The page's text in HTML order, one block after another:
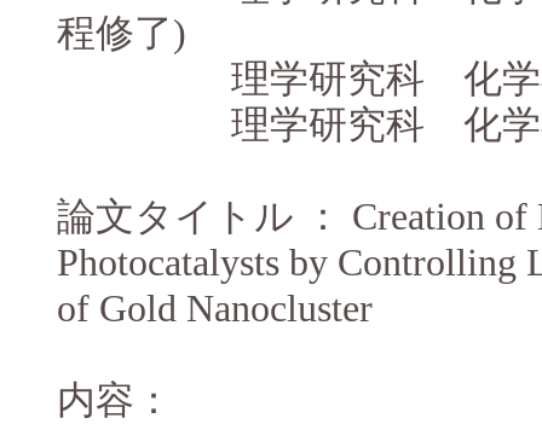
程修了)
理学研究科 化学専
理学研究科 化学専
論文タイトル ： Creation of
Photocatalysts by Controlling
of Gold Nanocluster
内容：